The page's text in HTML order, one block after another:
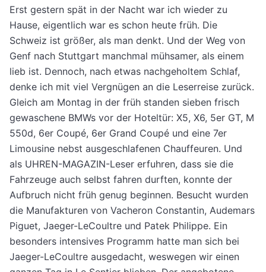
Erst gestern spät in der Nacht war ich wieder zu
Hause, eigentlich war es schon heute früh. Die
Schweiz ist größer, als man denkt. Und der Weg von
Genf nach Stuttgart manchmal mühsamer, als einem
lieb ist. Dennoch, nach etwas nachgeholtem Schlaf,
denke ich mit viel Vergnügen an die Leserreise zurück.
Gleich am Montag in der früh standen sieben frisch
gewaschene BMWs vor der Hoteltür: X5, X6, 5er GT, M
550d, 6er Coupé, 6er Grand Coupé und eine 7er
Limousine nebst ausgeschlafenen Chauffeuren. Und
als UHREN-MAGAZIN-Leser erfuhren, dass sie die
Fahrzeuge auch selbst fahren durften, konnte der
Aufbruch nicht früh genug beginnen. Besucht wurden
die Manufakturen von Vacheron Constantin, Audemars
Piguet, Jaeger-LeCoultre und Patek Philippe. Ein
besonders intensives Programm hatte man sich bei
Jaeger-LeCoultre ausgedacht, weswegen wir einen